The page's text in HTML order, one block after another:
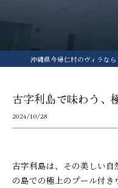
古字利島で味わう、
2024/10/28
古字利島は、その美しい自
の島での極上のプール付